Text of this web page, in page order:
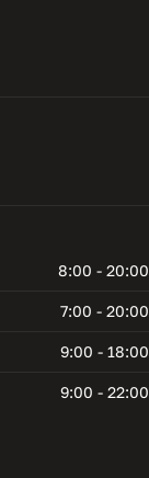
8:00 - 20:00
7:00 - 20:00
9:00 - 18:00
9:00 - 22:00